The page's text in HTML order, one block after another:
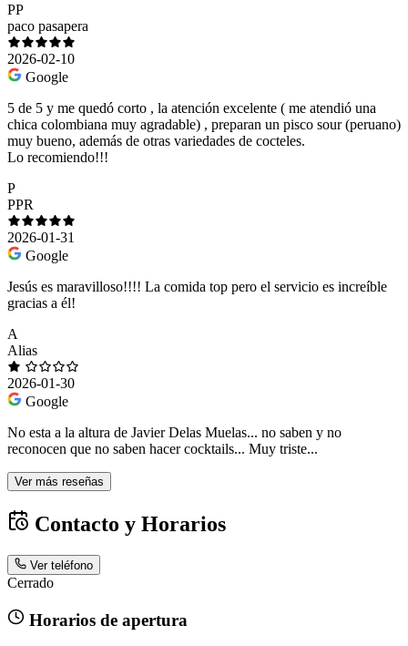
PP
paco pasapera
2026-02-10
Google
5 de 5 y me quedó corto , la atención excelente ( me atendió una
chica colombiana muy agradable) , preparan un pisco sour (peruano)
muy bueno, además de otras variedades de cocteles.
Lo recomiendo!!!
P
PPR
2026-01-31
Google
Jesús es maravilloso!!!! La comida top pero el servicio es increíble
gracias a él!
A
Alias
2026-01-30
Google
No esta a la altura de Javier Delas Muelas... no saben y no
reconocen que no saben hacer cocktails... Muy triste...
Ver más reseñas
Contacto y Horarios
Ver teléfono
Cerrado
Horarios de apertura